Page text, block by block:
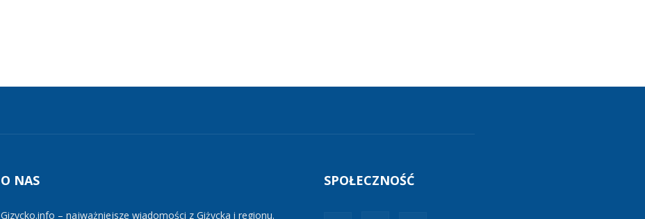
O NAS
Gizycko.info – najważniejsze wiadomości z Giżycka i regionu.
SPOŁECZNOŚĆ